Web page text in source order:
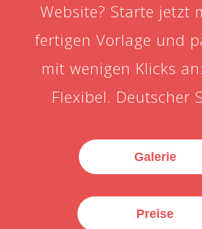
Website? Starte jetzt
fertigen Vorlage und
mit wenigen Klicks
Flexibel. Deutscher
Galerie
Preise